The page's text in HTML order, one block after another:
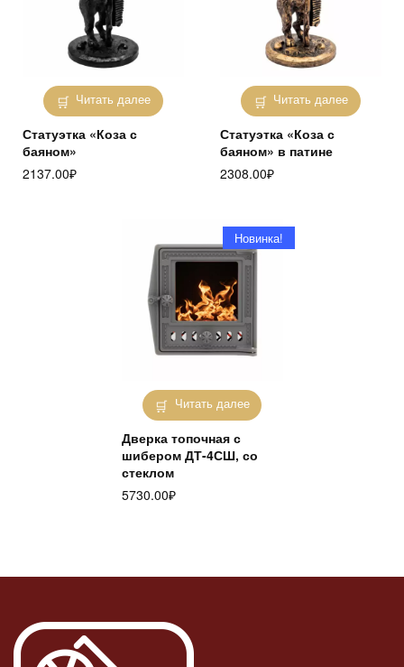
Читать далее
Статуэтка «Коза с
баяном»
2137.00₽
Читать далее
Статуэтка «Коза с
баяном» в патине
2308.00₽
Читать далее
Новинка!
Дверка топочная с
шибером ДТ-4СШ, со
стеклом
5730.00₽